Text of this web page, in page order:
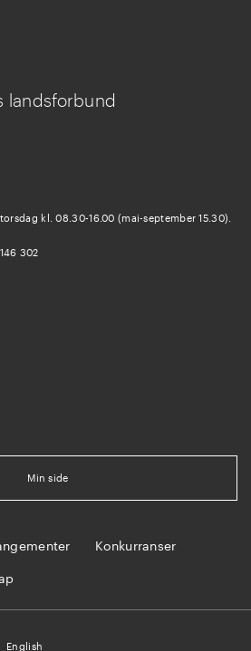
landsforbund
kl. 08.30-16.00 (mai-september 15.30).
302
Min side
Konkurranser
English